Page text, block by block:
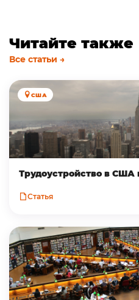
Читайте также
Все статьи →
США
Трудоустройство в CША
Статья